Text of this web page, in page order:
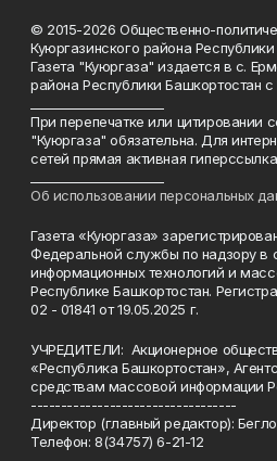
© 2015-2026 Общественно-
Куюргазинского района
Газета "Куюргаза" издается в с.
района Республики Башкортостан с
При перепечатке или цитировании
"Куюргаза" обязательна. Для
сетей прямая активная
Об использовании персональных
Газета «Куюргаза»
Федеральной службы по надзору в
информационных технологий и
Республике Башкортостан.
02 - 01841 от 19.05.2025 г.
УЧРЕДИТЕЛИ: Акционерное
«Республика Башкортостан»,
средствам массовой информации
----------------------------------
Директор (главный редактор):
Телефон: 8(34757) 6-21-12